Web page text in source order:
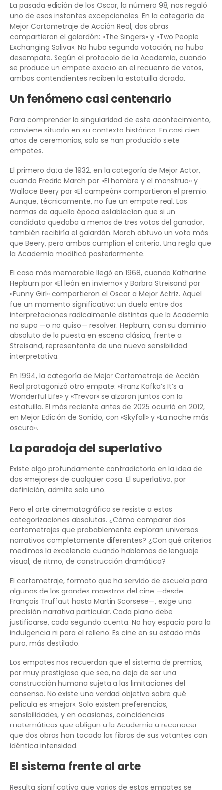
La pasada edición de los Oscar, la número 98, nos regaló
uno de esos instantes excepcionales. En la categoría de
Mejor Cortometraje de Acción Real, dos obras
compartieron el galardón: «The Singers» y «Two People
Exchanging Saliva». No hubo segunda votación, no hubo
desempate. Según el protocolo de la Academia, cuando
se produce un empate exacto en el recuento de votos,
ambos contendientes reciben la estatuilla dorada.
Un fenómeno casi centenario
Para comprender la singularidad de este acontecimiento,
conviene situarlo en su contexto histórico. En casi cien
años de ceremonias, solo se han producido siete
empates.
El primero data de 1932, en la categoría de Mejor Actor,
cuando Fredric March por «El hombre y el monstruo» y
Wallace Beery por «El campeón» compartieron el premio.
Aunque, técnicamente, no fue un empate real. Las
normas de aquella época establecían que si un
candidato quedaba a menos de tres votos del ganador,
también recibiría el galardón. March obtuvo un voto más
que Beery, pero ambos cumplían el criterio. Una regla que
la Academia modificó posteriormente.
El caso más memorable llegó en 1968, cuando Katharine
Hepburn por «El león en invierno» y Barbra Streisand por
«Funny Girl» compartieron el Oscar a Mejor Actriz. Aquel
fue un momento significativo: un duelo entre dos
interpretaciones radicalmente distintas que la Academia
no supo —o no quiso— resolver. Hepburn, con su dominio
absoluto de la puesta en escena clásica, frente a
Streisand, representante de una nueva sensibilidad
interpretativa.
En 1994, la categoría de Mejor Cortometraje de Acción
Real protagonizó otro empate: «Franz Kafka’s It’s a
Wonderful Life» y «Trevor» se alzaron juntos con la
estatuilla. El más reciente antes de 2025 ocurrió en 2012,
en Mejor Edición de Sonido, con «Skyfall» y «La noche más
oscura».
La paradoja del superlativo
Existe algo profundamente contradictorio en la idea de
dos «mejores» de cualquier cosa. El superlativo, por
definición, admite solo uno.
Pero el arte cinematográfico se resiste a estas
categorizaciones absolutas. ¿Cómo comparar dos
cortometrajes que probablemente exploran universos
narrativos completamente diferentes? ¿Con qué criterios
medimos la excelencia cuando hablamos de lenguaje
visual, de ritmo, de construcción dramática?
El cortometraje, formato que ha servido de escuela para
algunos de los grandes maestros del cine —desde
François Truffaut hasta Martin Scorsese—, exige una
precisión narrativa particular. Cada plano debe
justificarse, cada segundo cuenta. No hay espacio para la
indulgencia ni para el relleno. Es cine en su estado más
puro, más destilado.
Los empates nos recuerdan que el sistema de premios,
por muy prestigioso que sea, no deja de ser una
construcción humana sujeta a las limitaciones del
consenso. No existe una verdad objetiva sobre qué
película es «mejor». Solo existen preferencias,
sensibilidades, y en ocasiones, coincidencias
matemáticas que obligan a la Academia a reconocer
que dos obras han tocado las fibras de sus votantes con
idéntica intensidad.
El sistema frente al arte
Resulta significativo que varios de estos empates se